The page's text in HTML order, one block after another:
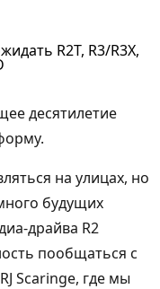
десятилетие
на улицах, но
будущих
драйва R2
пообщаться с
Scaringe, где мы